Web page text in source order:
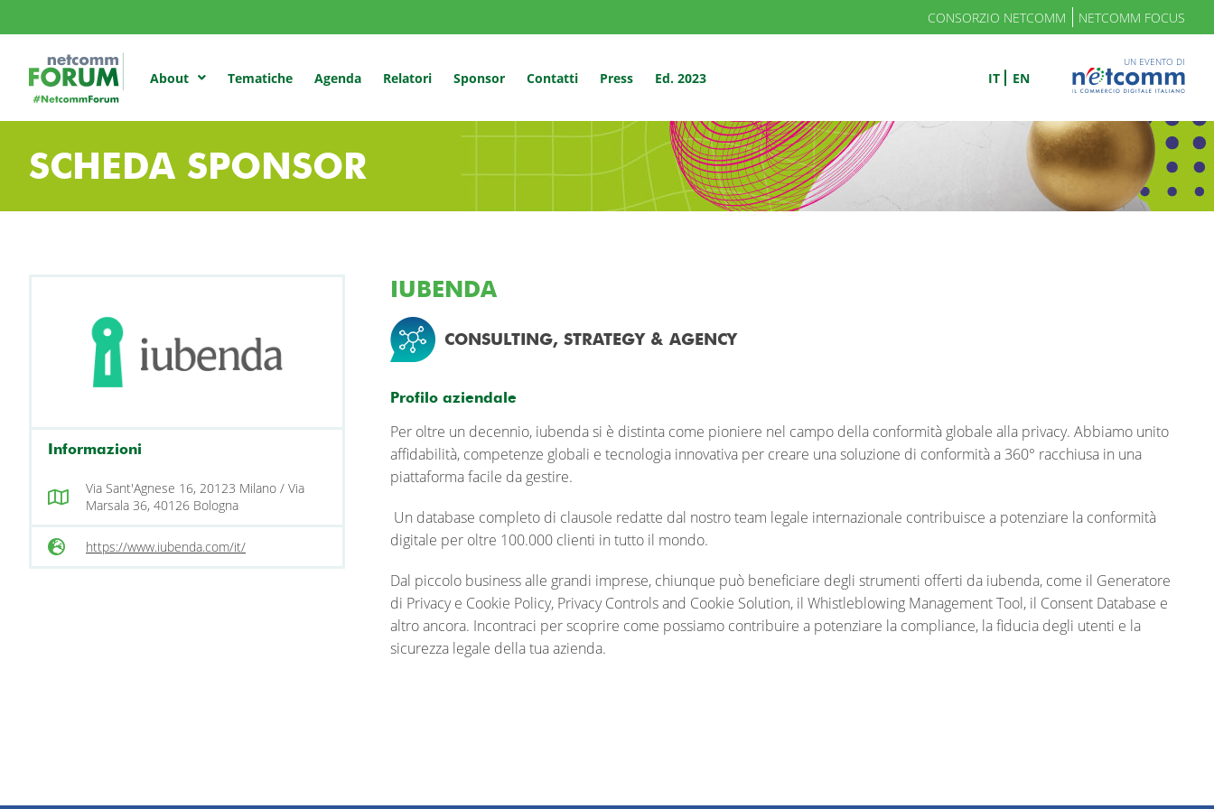
CONSORZIO NETCOMM NETCOMM FOCUS
About Tematiche Agenda Relatori Sponsor Contatti Press Ed. 2023 IT EN
UN EVENTO DI
SCHEDA SPONSOR
Informazioni
Via Sant'Agnese 16, 20123 Milano / Via
Marsala 36, 40126 Bologna
https://www.iubenda.com/it/
IUBENDA
CONSULTING, STRATEGY & AGENCY
Profilo aziendale
Per oltre un decennio, iubenda si è distinta come pioniere nel campo della conformità globale alla privacy. Abbiamo unito
affidabilità, competenze globali e tecnologia innovativa per creare una soluzione di conformità a 360° racchiusa in una
piattaforma facile da gestire.
Un database completo di clausole redatte dal nostro team legale internazionale contribuisce a potenziare la conformità
digitale per oltre 100.000 clienti in tutto il mondo.
Dal piccolo business alle grandi imprese, chiunque può beneficiare degli strumenti offerti da iubenda, come il Generatore
di Privacy e Cookie Policy, Privacy Controls and Cookie Solution, il Whistleblowing Management Tool, il Consent Database e
altro ancora. Incontraci per scoprire come possiamo contribuire a potenziare la compliance, la fiducia degli utenti e la
sicurezza legale della tua azienda.